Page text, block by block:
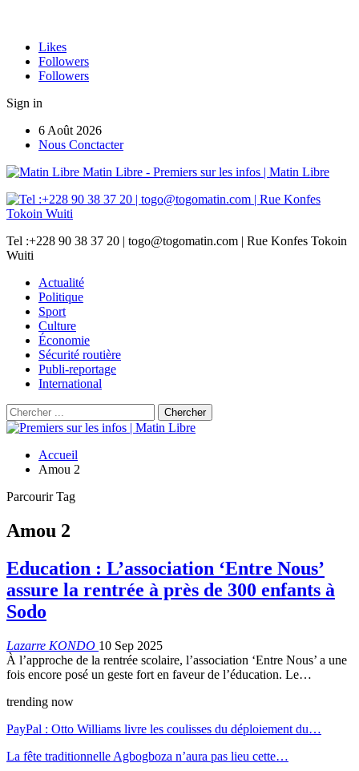
Likes
Followers
Followers
Sign in
6 Août 2026
Nous Conctacter
Matin Libre - Premiers sur les infos | Matin Libre
Tel :+228 90 38 37 20 | togo@togomatin.com | Rue Konfes Tokoin
Wuiti
Actualité
Politique
Sport
Culture
Économie
Sécurité routière
Publi-reportage
International
Accueil
Amou 2
Parcourir Tag
Amou 2
Education : L’association ‘Entre Nous’
assure la rentrée à près de 300 enfants à
Sodo
Lazarre KONDO 10 Sep 2025
À l’approche de la rentrée scolaire, l’association ‘Entre Nous’ a une
fois encore posé un geste fort en faveur de l’éducation. Le…
trending now
PayPal : Otto Williams livre les coulisses du déploiement du…
La fête traditionnelle Agbogboza n’aura pas lieu cette…